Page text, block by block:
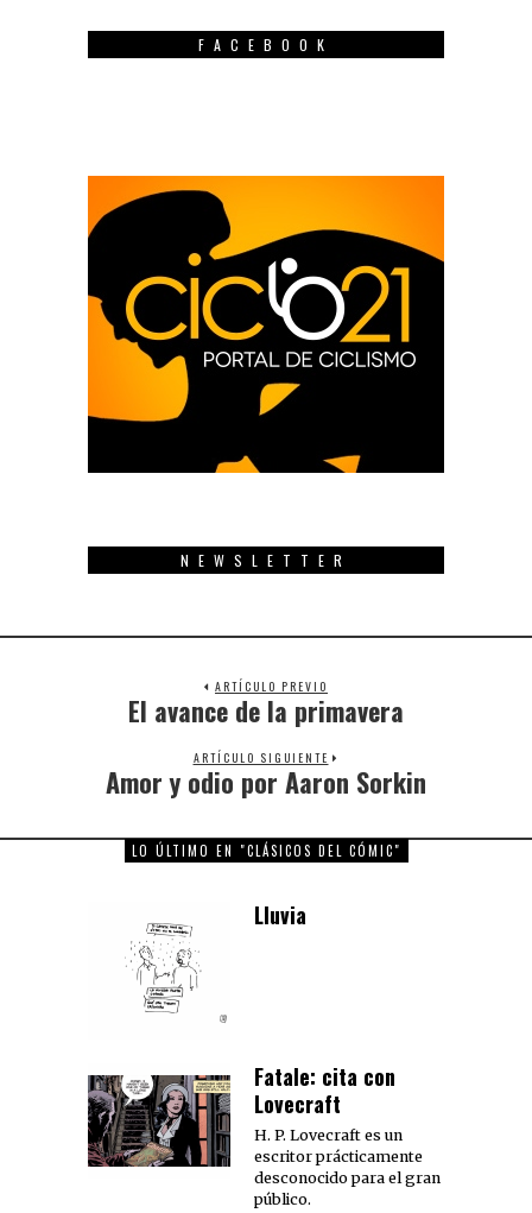
FACEBOOK
NEWSLETTER
ARTÍCULO PREVIO
Previous
post:
El avance de la primavera
ARTÍCULO SIGUIENTE
Next
Amor y odio por Aaron Sorkin
LO ÚLTIMO EN "CLÁSICOS DEL CÓMIC"
Lluvia
Fatale: cita con
Lovecraft
H. P. Lovecraft es un
escritor prácticamente
desconocido para el gran
público.